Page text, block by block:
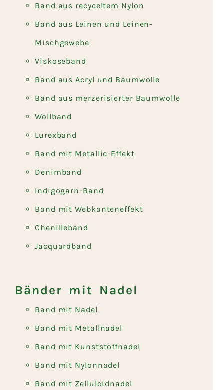
Band aus recyceltem Nylon
Band aus Leinen und Leinen-
Mischgewebe
Viskoseband
Band aus Acryl und Baumwolle
Band aus merzerisierter Baumwolle
Wollband
Lurexband
Band mit Metallic-Effekt
Denimband
Indigogarn-Band
Band mit Webkanteneffekt
Chenilleband
Jacquardband
Bänder mit Nadel
Band mit Nadel
Band mit Metallnadel
Band mit Kunststoffnadel
Band mit Nylonnadel
Band mit Zelluloidnadel